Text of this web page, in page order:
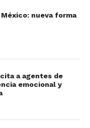
nueva forma
a agentes de
emocional y